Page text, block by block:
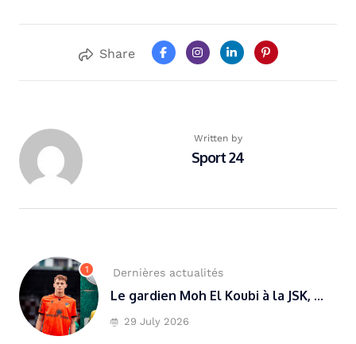
Share
Written by
Sport 24
1 Dernières actualités
Le gardien Moh El Koubi à la JSK, ...
29 July 2026